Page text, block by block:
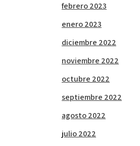
febrero 2023
enero 2023
diciembre 2022
noviembre 2022
octubre 2022
septiembre 2022
agosto 2022
julio 2022